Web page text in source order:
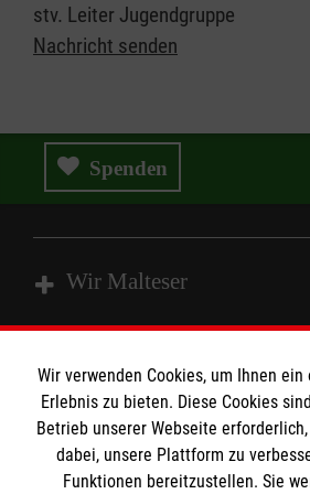
stv. Leiter Jugendgruppe
Nachricht senden
Spenden
Wir Malteser
Angebote & Leistungen
Kursangebote
Mitarbeiten
Informationen
Kontakt
Wir verwenden Cookies, um Ihnen
Erlebnis zu bieten. Diese Cookies
Betrieb unserer Webseite
dabei, unsere Plattform zu
Funktionen bereitzustellen. Sie